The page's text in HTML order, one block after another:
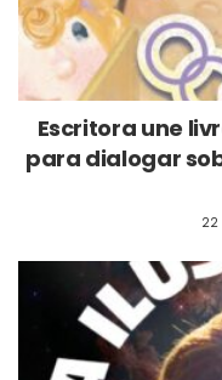
Escritora une
para dialogar
22